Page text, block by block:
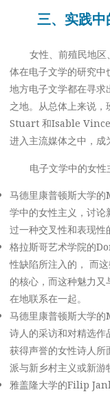
三、实践
女性、前殖民地
体在电子文学的研究中
地方电子文学都在寻
之地。从总体上来说
Stuart 和Isable
进入主流媒体之中，成
电子文学中的女性
马德里康普顿斯大学
学中的女性主义，讨论
过一种交叉性和表现性
格拉斯哥艺术学院的
性缺陷所注入的， 而
的核心，而这种魅力
在地联系在一起。
马德里康普顿斯大学
诗人的采访和对精选
获得声誉的女性诗人
派与新乡村主义或新游
雅盖隆大学的Filip